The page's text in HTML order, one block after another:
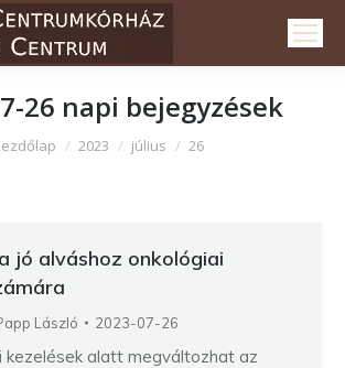
26 napi bejegyzések
vagy: 2023 július 26
jó alváshoz onkológiai
László 2023-07-26
kezelések alatt megváltozhat az